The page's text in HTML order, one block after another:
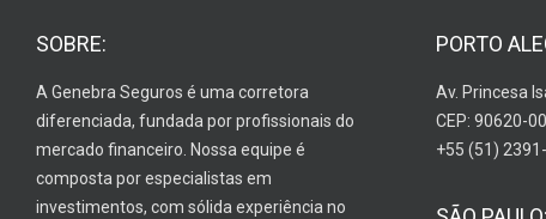
SOBRE:
A Genebra Seguros é uma corretora
diferenciada, fundada por profissionais do
mercado financeiro. Nossa equipe é
composta por especialistas em
investimentos, com sólida experiência no
PORTO
Av. Princesa
CEP: 90620-
+55 (51)